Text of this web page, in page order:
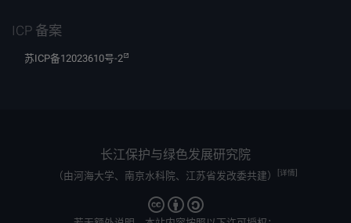
ICP 备案
苏ICP备12023610号-2
长江保护与绿色发展研究院
（由河海大学、南京水科院、江苏省发改委共建） [详情]